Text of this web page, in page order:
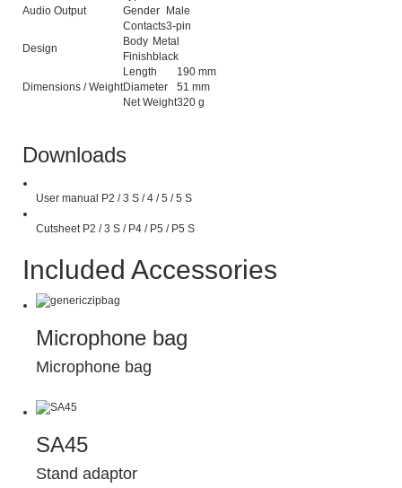
Audio Output
Gender
Male
Contacts3-pin
Design
Body Metal
Finishblack
Dimensions / Weight
Length
190 mm
Diameter
51 mm
Net Weight320 g
Downloads
User manual P2 / 3 S / 4 / 5 / 5 S
Cutsheet P2 / 3 S / P4 / P5 / P5 S
Included Accessories
Microphone bag
Microphone bag
SA45
Stand adaptor